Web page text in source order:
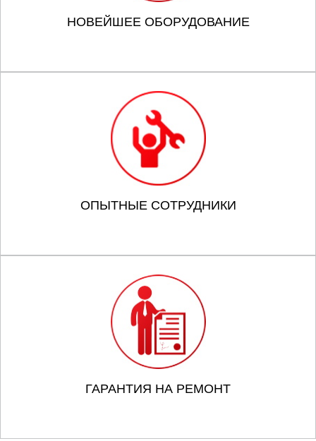
НОВЕЙШЕЕ ОБОРУДОВАНИЕ
ОПЫТНЫЕ СОТРУДНИКИ
ГАРАНТИЯ НА РЕМОНТ